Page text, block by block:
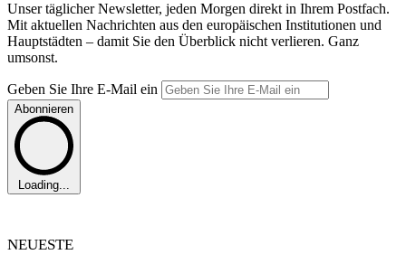
Unser täglicher Newsletter, jeden Morgen direkt in Ihrem Postfach.
Mit aktuellen Nachrichten aus den europäischen Institutionen und
Hauptstädten – damit Sie den Überblick nicht verlieren. Ganz
umsonst.
Geben Sie Ihre E-Mail ein
Abonnieren
Loading...
NEUESTE